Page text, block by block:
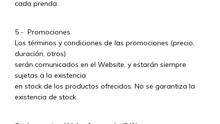
cada prenda.
5 - Promociones
Los términos y condiciones de las promociones (precio,
duración, otros)
serán comunicados en el Website, y estarán siempre
sujetas a la existencia
en stock de los productos ofrecidos. No se garantiza la
existencia de stock.